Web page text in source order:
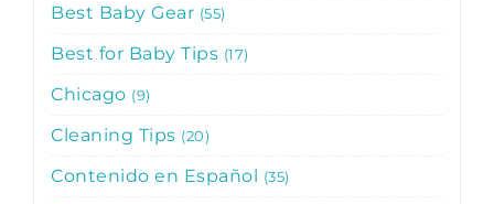
Best Baby Gear 55
Best for Baby Tips 17
Chicago 9
Cleaning Tips 20
Contenido en Español 35